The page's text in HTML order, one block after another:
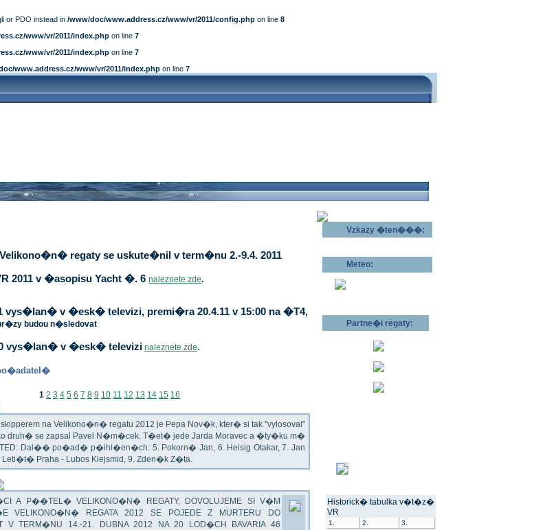
or PDO instead in /www/doc/www.address.cz/www/vr/2011/config.php on line 8
www/vr/2011/index.php on line 7
www/vr/2011/index.php on line 7
www.address.cz/www/vr/2011/index.php on line 7
regaty se uskute�nil v term�nu 2.-9.4. 2011
2011 v �asopisu Yacht �. 6 naleznete zde.
vys�lan� v �esk� televizi, premi�ra 20.4.11 v 15:00 na �T4,
budou n�sledovat
vys�lan� v �esk� televizi naleznete zde.
1 2 3 4 5 6 7 8 9 10 11 12 13 14 15 16
na Velikono�n� regatu 2012 je Pepa Nov�k, kter� si tak "vylosoval"
druh� se zapsal Pavel N�m�cek. T�et� jede Jarda Moravec a �ty�ku m�
Dal�� po�ad� p�ihl�en�ch: 5. Pokorn� Jan, 6. Heisig Otakar, 7. Jan
Praha - Lubos Klejsmid, 9. Zden�k Z�ta.
A P��TEL� VELIKONO�N� REGATY, DOVOLUJEME SI V�M
VELIKONO�N� REGATA 2012 SE POJEDE Z MURTERU DO
V TERM�NU 14.-21. DUBNA 2012 NA 20 LOD�CH BAVARIA 46
Vzkazy �ten���:
Meteo:
Partne�i regaty:
Historick� tabulka v�t�z�
VR
1. 2. 3.